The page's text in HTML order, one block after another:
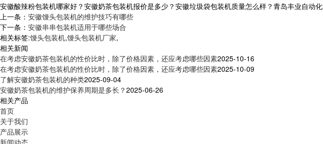
安徽酸辣粉包装机哪家好？安徽奶茶包装机报价是多少？安徽垃圾袋包装机质量怎么样？青岛丰业自
上一条： 安徽馒头包装机的维护技巧有哪些
下一条： 安徽串串包装机适用于哪些场合
相关标签:馒头包装机,馒头包装机厂家,
相关新闻
在考虑安徽奶茶包装机的性价比时，除了价格因素，还应考虑哪些因素2025-10-16
在考虑安徽奶茶包装机的性价比时，除了价格因素，还应考虑哪些因素2025-10-09
了解安徽奶茶包装机的种类2025-09-04
安徽奶茶包装机的维护保养周期是多长？2025-06-26
相关产品
首页
关于我们
产品展示
新闻动态